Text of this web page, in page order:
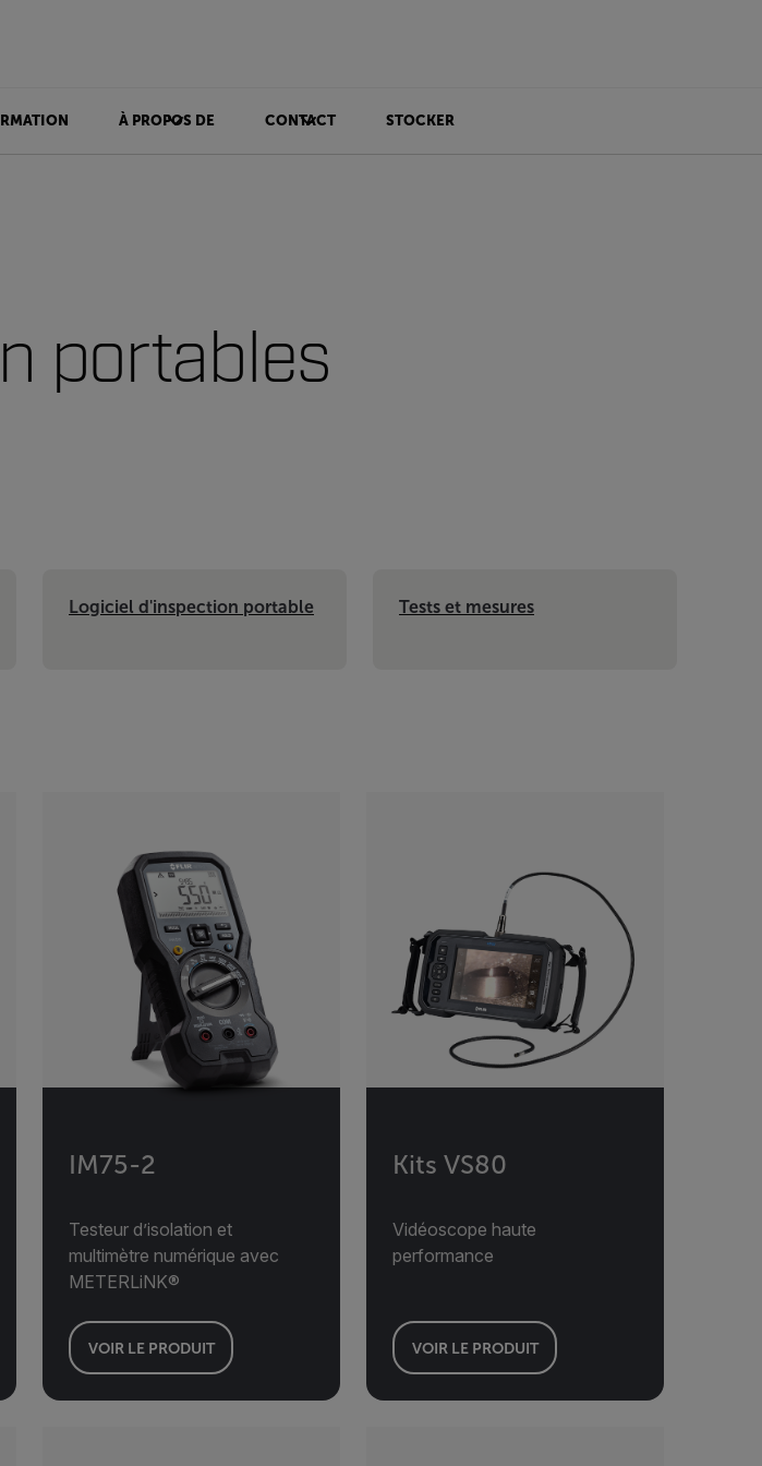
À PROPOS DE CONTACT STOCKER
portables
Logiciel d'inspection portable Tests et mesures
IM75-2
Testeur d’isolation et
multimètre numérique avec
METERLiNK®
VOIR LE PRODUIT
Kits VS80
Vidéoscope haute
performance
VOIR LE PRODUIT